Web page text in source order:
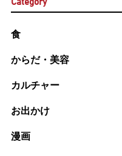
Category
食
からだ・美容
カルチャー
お出かけ
漫画